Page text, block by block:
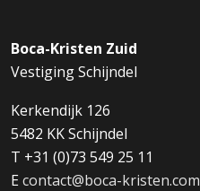
Boca-Kristen Zuid
Vestiging Schijndel
Kerkendijk 126
5482 KK Schijndel
T +31 (0)73 549 25 11
Econtact@boca-kristen.com